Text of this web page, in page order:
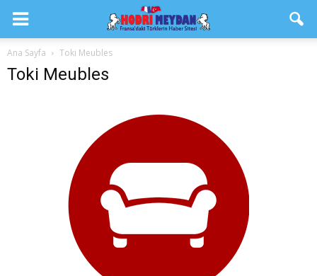
Ana Sayfa Toki Meubles
Toki Meubles